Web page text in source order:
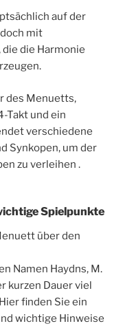
auf der
mit
die Harmonie
des Menuetts,
Takt und ein
verschiedene
Synkopen, um der
zu verleihen .
Spielpunkte
über den
Namen Haydns, M.
kurzen Dauer viel
finden Sie ein
wichtige Hinweise